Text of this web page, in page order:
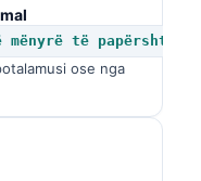
të
ose nga